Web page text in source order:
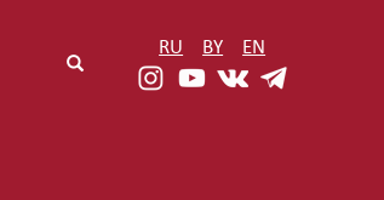
RU BY EN
Форма